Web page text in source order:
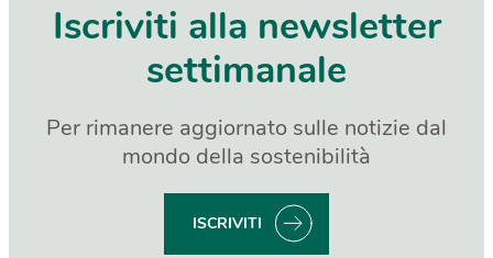
Iscriviti alla newsletter
settimanale
Per rimanere aggiornato sulle notizie dal
mondo della sostenibilità
ISCRIVITI